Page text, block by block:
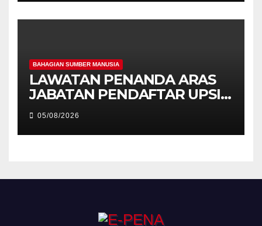
BAHAGIAN SUMBER MANUSIA
LAWATAN PENANDA ARAS
JABATAN PENDAFTAR UPSI
KE JABATAN PENDAFTAR
UniSZA – PERKUKUH
KERJASAMA STRATEGIK
05/08/2026